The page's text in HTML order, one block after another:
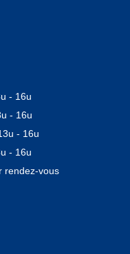
- 16u
- 16u
- 16u
- 16u
rendez-vous